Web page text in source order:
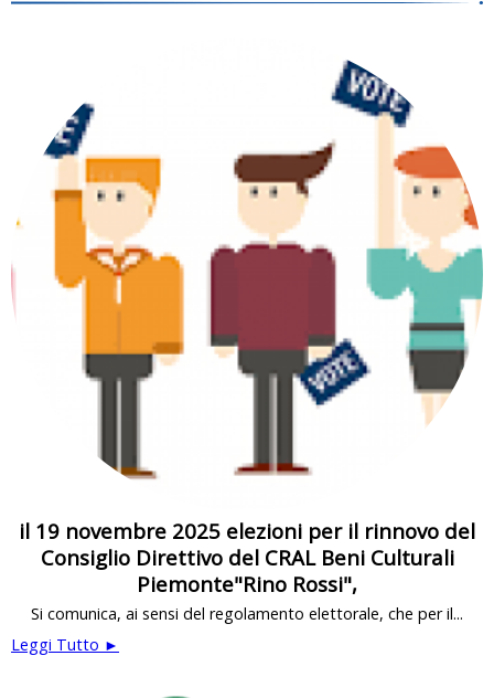
il 19 novembre 2025 elezioni per il rinnovo del
Consiglio Direttivo del CRAL Beni Culturali
Piemonte"Rino Rossi",
Si comunica, ai sensi del regolamento elettorale, che per il...
Leggi Tutto ►